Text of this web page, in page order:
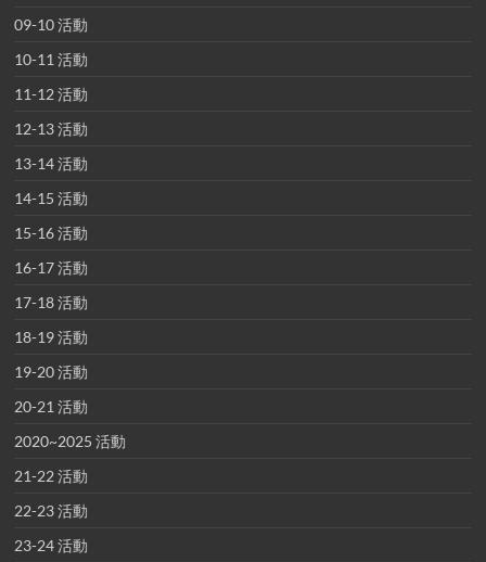
09-10 活動
10-11 活動
11-12 活動
12-13 活動
13-14 活動
14-15 活動
15-16 活動
16-17 活動
17-18 活動
18-19 活動
19-20 活動
20-21 活動
2020~2025 活動
21-22 活動
22-23 活動
23-24 活動